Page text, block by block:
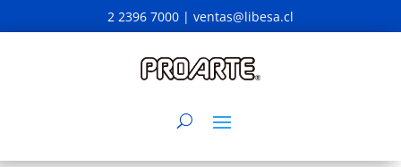
2 2396 7000 | ventas@libesa.cl